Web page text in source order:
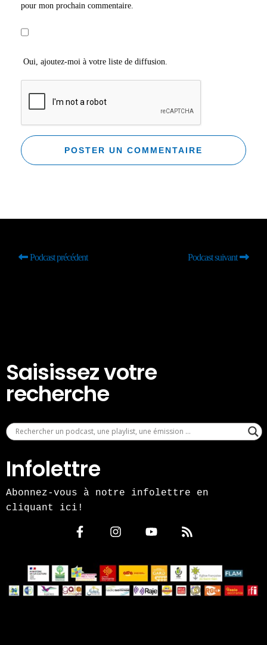
pour mon prochain commentaire.
Oui, ajoutez-moi à votre liste de diffusion.
Podcast précédent Podcast suivant
Saisissez votre
recherche
Infolettre
Abonnez-vous à notre infolettre en
cliquant ici!